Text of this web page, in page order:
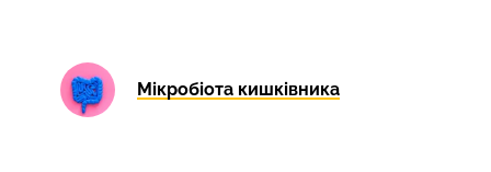
Мікробіота кишківника